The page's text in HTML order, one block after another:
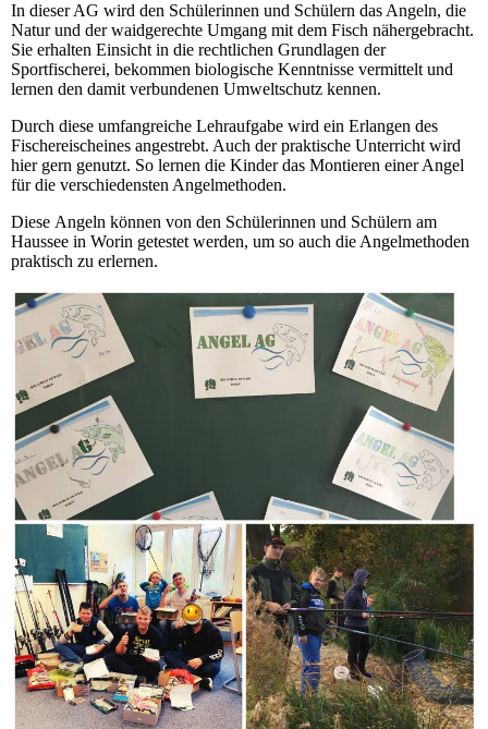
In dieser AG wird den Schülerinnen und Schülern das Angeln, die
Natur und der waidgerechte Umgang mit dem Fisch nähergebracht.
Sie erhalten Einsicht in die rechtlichen Grundlagen der
Sportfischerei, bekommen biologische Kenntnisse vermittelt und
lernen den damit verbundenen Umweltschutz kennen.
Durch diese umfangreiche Lehraufgabe wird ein Erlangen des
Fischereischeines angestrebt. Auch der praktische Unterricht wird
hier gern genutzt. So lernen die Kinder das Montieren einer Angel
für die verschiedensten Angelmethoden.
Diese Angeln können von den Schülerinnen und Schülern am
Haussee in Worin getestet werden, um so auch die Angelmethoden
praktisch zu erlernen.